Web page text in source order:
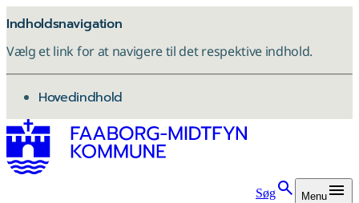
Indholdsnavigation
Vælg et link for at navigere til det respektive indhold.
gå til
Hovedindhold
Søg Menu